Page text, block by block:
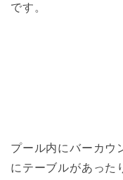
です。
プール内にバーカウ
にテーブルがあった